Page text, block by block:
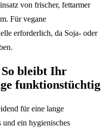
von frischer, fettarmer
Für vegane
erforderlich, da Soja- oder
bleibt Ihr
funktionstüchtig
für eine lange
und ein hygienisches